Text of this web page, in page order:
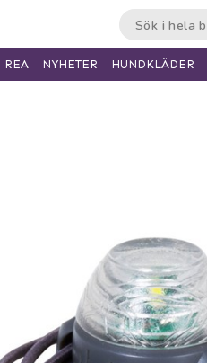
REA NYHETER HUNDKLÄDER